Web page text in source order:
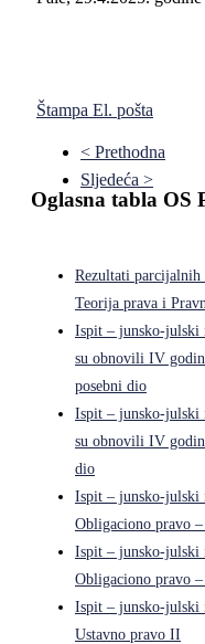
Štampa El. pošta
< Prethodna
Sljedeća >
Oglasna tabla OS
Rezultati parcijalnih
Teorija prava i
Ispit – junsko-julski
su obnovili IV
posebni dio
Ispit – junsko-julski
su obnovili IV
dio
Ispit – junsko-julski
Obligaciono pravo
Ispit – junsko-julski
Obligaciono pravo
Ispit – junsko-julski
Ustavno pravo II